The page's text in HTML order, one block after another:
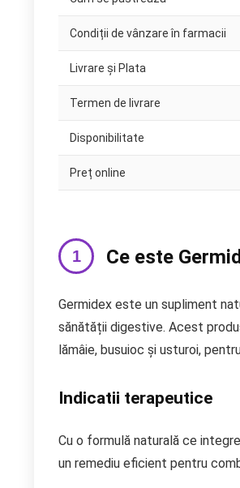
Condiții de vânzare în farmacii
Livrare și Plata
Termen de livrare
Disponibilitate
Preț online
Ce este
Germidex este un supliment
sănătății digestive. Acest
lămâie, busuioc și usturoi,
Indicatii terapeutice
Cu o formulă naturală ce
un remediu eficient pentru